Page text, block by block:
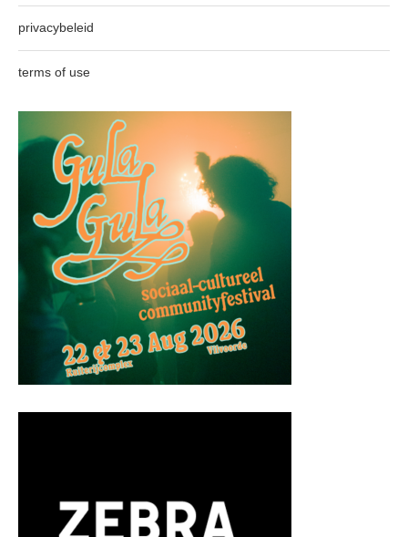
privacybeleid
terms of use